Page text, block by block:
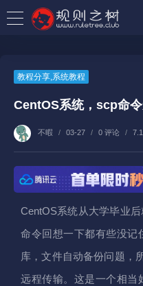
教程分享,系统教程
CentOS系统，scp命
不暇 / 03-27 / 0 评论 /
CentOS系统从大学毕业
命令回想一下都有些没记
库，文件自动备份问题，
远程传输。这是一个相当